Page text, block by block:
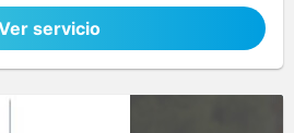
servicio